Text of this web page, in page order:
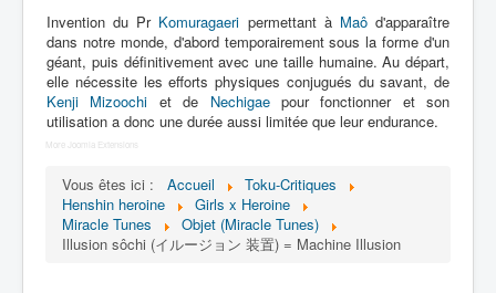
Idol senshi Miracle Tunes ! (アイ
ドル 戦士 ミラクル ちゅーんず !) =
Idoles guerrières Miracle Tunes !
Série
Personnages
Véhicules
Objets
Invention du Pr Komuragaeri permettant à Maôd'apparaître
dans notre monde, d'abord temporairement sous la forme d'un
géant, puis définitivement avec une taille humaine. Au départ,
elle nécessite les efforts physiques conjugués du savant, de
Kenji Mizoochi et de Nechigaepour fonctionner et son
utilisation a donc une durée aussi limitée que leur endurance.
More Joomla Extensions
Vous êtes ici : Accueil
Toku-Critiques
Henshin heroine
Girls x Heroine
Miracle Tunes
Objet (Miracle Tunes)
Illusion sôchi (イルージョン 装置) = Machine Illusion